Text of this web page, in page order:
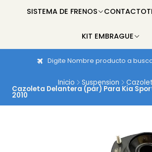
SISTEMA DE FRENOS CONTACTO
KIT EMBRAGUE
Digite Nombre producto a
Inicio Suspension
Cazoleta Delantera (par) Para Kia
2010